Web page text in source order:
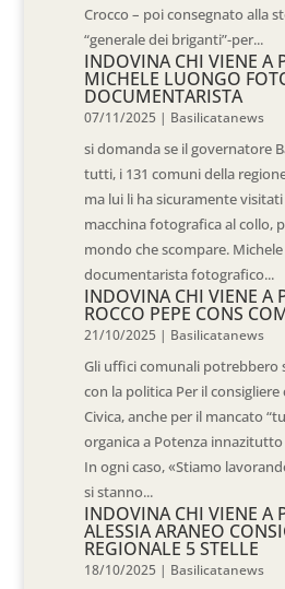
Crocco – poi consegnato alla
“generale dei briganti”-per...
INDOVINA CHI VIENE A
MICHELE LUONGO
DOCUMENTARISTA
07/11/2025 | Basilicatanews
si domanda se il governatore
tutti, i 131 comuni della
ma lui li ha sicuramente
macchina fotografica al collo,
mondo che scompare.
documentarista fotografico...
INDOVINA CHI VIENE A
ROCCO PEPE CONS
21/10/2025 | Basilicatanews
Gli uffici comunali potrebbero
con la politica Per il
Civica, anche per il mancato
organica a Potenza
In ogni caso, «Stiamo
si stanno...
INDOVINA CHI VIENE A
ALESSIA ARANEO
REGIONALE 5 STELLE
18/10/2025 | Basilicatanews